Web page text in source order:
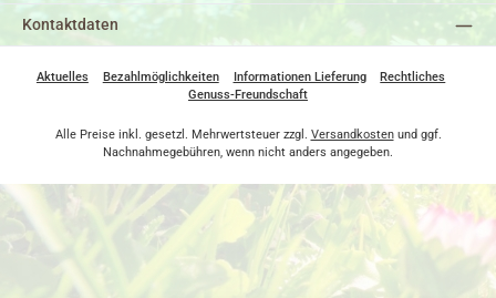
Kontaktdaten
Aktuelles Bezahlmöglichkeiten Informationen Lieferung
Rechtliches
Genuss-Freundschaft
Alle Preise inkl. gesetzl. Mehrwertsteuer zzgl. Versandkostenund ggf.
Nachnahmegebühren, wenn nicht anders angegeben.